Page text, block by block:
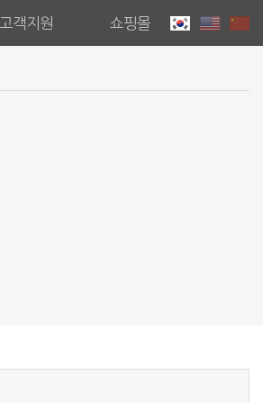
고객지원 쇼핑몰